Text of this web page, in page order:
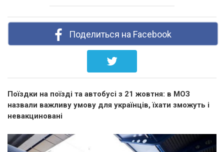
Поделиться на Facebook
Поїздки на поїзді та автобусі з 21 жовтня: в МОЗ
назвали важливу умову для українців, їхати зможуть і
невакциновані